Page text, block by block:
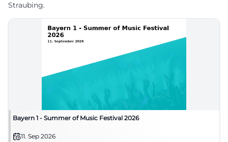
Straubing.
Bayern 1 - Summer of Music Festival 2026
11. Sep 2026